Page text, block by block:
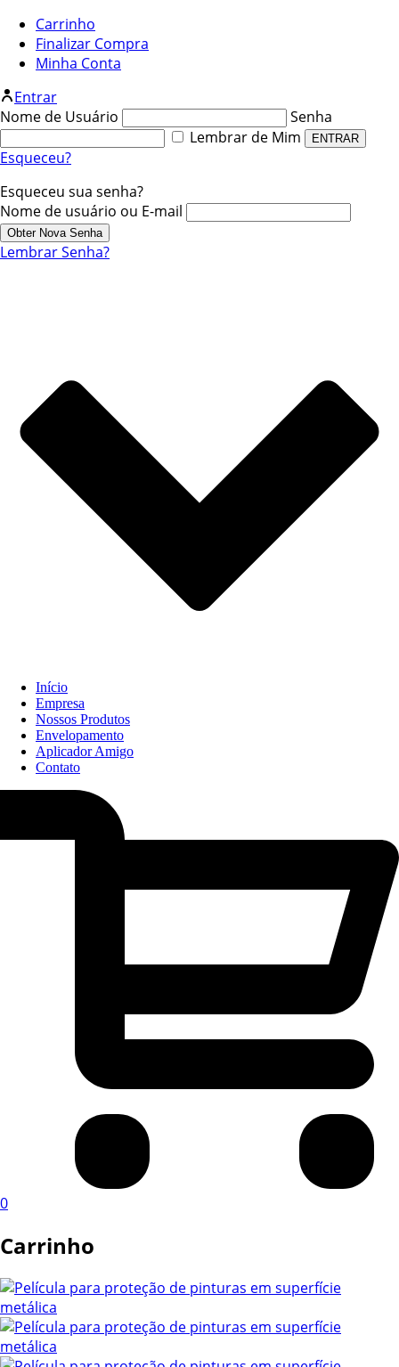
Carrinho
Finalizar Compra
Minha Conta
Entrar
Nome de Usuário
Senha
Lembrar de Mim
Esqueceu?
Esqueceu sua senha?
Nome de usuário ou E-mail
Lembrar Senha?
Início
Empresa
Nossos Produtos
Envelopamento
Aplicador Amigo
Contato
0
Carrinho